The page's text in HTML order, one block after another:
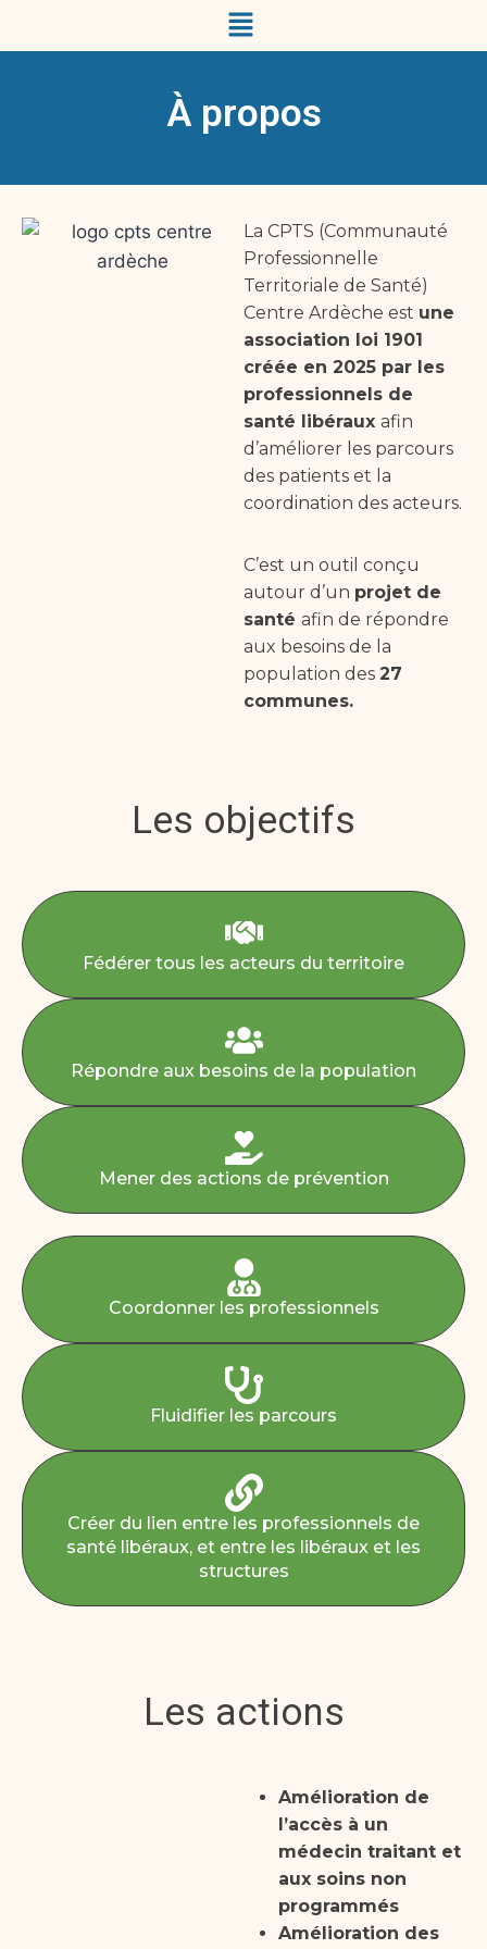
À propos
La CPTS (Communauté
Professionnelle
Territoriale de Santé)
Centre Ardèche est une
association loi 1901
créée en 2025 par les
professionnels de
santé libéraux afin
d’améliorer les parcours
des patients et la
coordination des acteurs.
C’est un outil conçu
autour d’un projet de
santé afin de répondre
aux besoins de la
population des 27
communes.
Les objectifs
Fédérer tous les acteurs du territoire
Répondre aux besoins de la population
Mener des actions de prévention
Coordonner les professionnels
Fluidifier les parcours
Créer du lien entre les professionnels de
santé libéraux, et entre les libéraux et les
structures
Les actions
Amélioration de
l’accès à un
médecin traitant et
aux soins non
programmés
Amélioration des